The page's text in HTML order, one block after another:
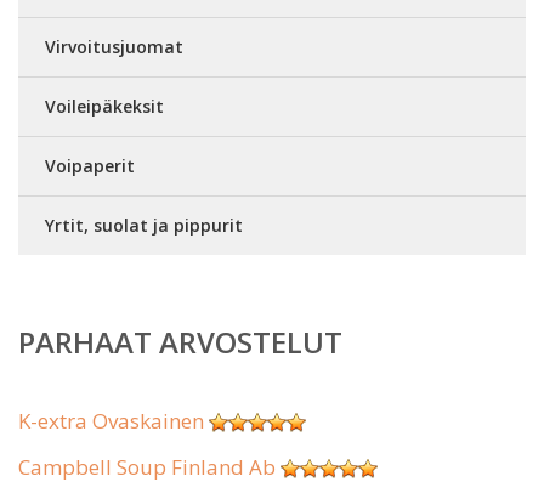
Virvoitusjuomat
Voileipäkeksit
Voipaperit
Yrtit, suolat ja pippurit
PARHAAT ARVOSTELUT
K-extra Ovaskainen
Campbell Soup Finland Ab